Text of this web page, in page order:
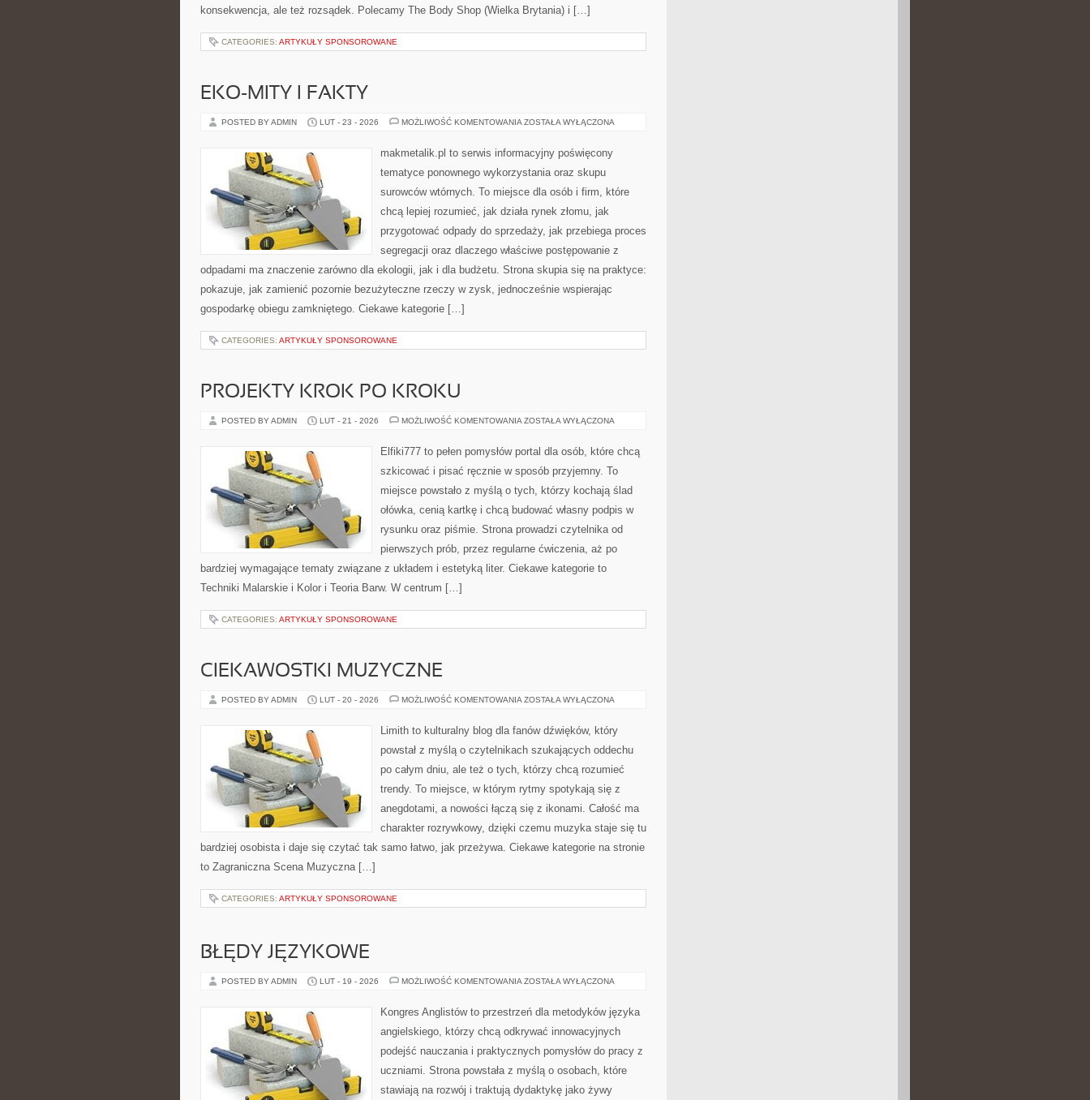
konsekwencja, ale też rozsądek. Polecamy The Body Shop (Wielka Brytania) i […]
CATEGORIES: ARTYKUŁY SPONSOROWANE
EKO-MITY I FAKTY
POSTED BY ADMIN LUT - 23 - 2026 MOŻLIWOŚĆ KOMENTOWANIA EKO-
FAKTY
ZOSTAŁA WYŁĄCZONA
makmetalik.pl to serwis informacyjny poświęcony
tematyce ponownego wykorzystania oraz skupu
surowców wtórnych. To miejsce dla osób i firm, które
chcą lepiej rozumieć, jak działa rynek złomu, jak
przygotować odpady do sprzedaży, jak przebiega proces
segregacji oraz dlaczego właściwe postępowanie z
odpadami ma znaczenie zarówno dla ekologii, jak i dla budżetu. Strona skupia się na praktyce:
pokazuje, jak zamienić pozornie bezużyteczne rzeczy w zysk, jednocześnie wspierając
gospodarkę obiegu zamkniętego. Ciekawe kategorie […]
CATEGORIES: ARTYKUŁY SPONSOROWANE
PROJEKTY KROK PO KROKU
POSTED BY ADMIN LUT - 21 - 2026 MOŻLIWOŚĆ KOMENTOWANIA PROJEKTY
KROKU
ZOSTAŁA WYŁĄCZONA
Elfiki777 to pełen pomysłów portal dla osób, które chcą
szkicować i pisać ręcznie w sposób przyjemny. To
miejsce powstało z myślą o tych, którzy kochają ślad
ołówka, cenią kartkę i chcą budować własny podpis w
rysunku oraz piśmie. Strona prowadzi czytelnika od
pierwszych prób, przez regularne ćwiczenia, aż po
bardziej wymagające tematy związane z układem i estetyką liter. Ciekawe kategorie to
Techniki Malarskie i Kolor i Teoria Barw. W centrum […]
CATEGORIES: ARTYKUŁY SPONSOROWANE
CIEKAWOSTKI MUZYCZNE
POSTED BY ADMIN LUT - 20 - 2026 MOŻLIWOŚĆ KOMENTOWANIA CIEKAWOSTKI
ZOSTAŁA WYŁĄCZONA
Limith to kulturalny blog dla fanów dźwięków, który
powstał z myślą o czytelnikach szukających oddechu
po całym dniu, ale też o tych, którzy chcą rozumieć
trendy. To miejsce, w którym rytmy spotykają się z
anegdotami, a nowości łączą się z ikonami. Całość ma
charakter rozrywkowy, dzięki czemu muzyka staje się tu
bardziej osobista i daje się czytać tak samo łatwo, jak przeżywa. Ciekawe kategorie na stronie
to Zagraniczna Scena Muzyczna […]
CATEGORIES: ARTYKUŁY SPONSOROWANE
BŁĘDY JĘZYKOWE
POSTED BY ADMIN LUT - 19 - 2026 MOŻLIWOŚĆ KOMENTOWANIA BŁĘDY
ZOSTAŁA WYŁĄCZONA
Kongres Anglistów to przestrzeń dla metodyków języka
angielskiego, którzy chcą odkrywać innowacyjnych
podejść nauczania i praktycznych pomysłów do pracy z
uczniami. Strona powstała z myślą o osobach, które
stawiają na rozwój i traktują dydaktykę jako żywy